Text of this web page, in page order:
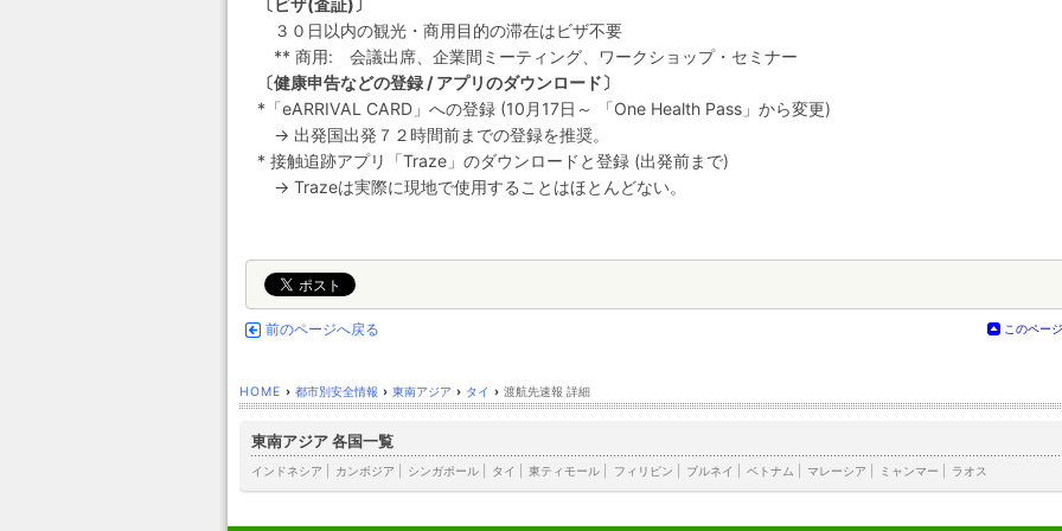
〔ビザ(査証)〕
３０日以内の観光・商用目的の滞在はビザ不要
** 商用: 会議出席、企業間ミーティング、ワークショップ・セミナー
〔健康申告などの登録 / アプリのダウンロード〕
*「eARRIVAL CARD」への登録 (10月17日～ 「One Health Pass」から変更)
→ 出発国出発７２時間前までの登録を推奨。
* 接触追跡アプリ「Traze」のダウンロードと登録 (出発前まで)
→ Trazeは実際に現地で使用することはほとんどない。
前のページへ戻る このペー
HOME › 都市別安全情報 › 東南アジア › タイ › 渡航先速報 詳細
東南アジア 各国一覧
インドネシア カンボジア シンガポール タイ 東ティモール フィリピン ブルネイ ベトナム マレーシア ミャンマー ラオス